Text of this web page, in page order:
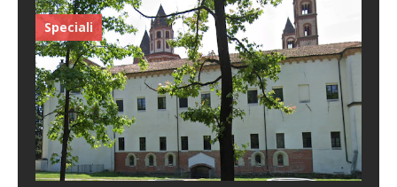
Speciali